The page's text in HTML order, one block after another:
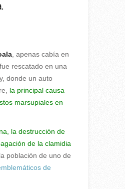
, apenas cabía en
rescatado en una
donde un auto
la principal causa
marsupiales en
la destrucción de
de la clamidia
la población de uno de
de